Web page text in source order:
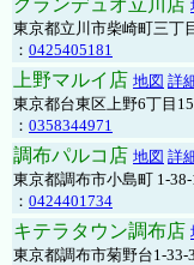
グランデュオ立川店
東京都立川市柴崎町三丁
： 0425405181
上野マルイ店 地図 詳
東京都台東区上野6丁目
： 0358344971
調布パルコ店 地図 詳
東京都調布市小島町 1-
： 0424401734
キテラタウン調布店
東京都調布市菊野台1-